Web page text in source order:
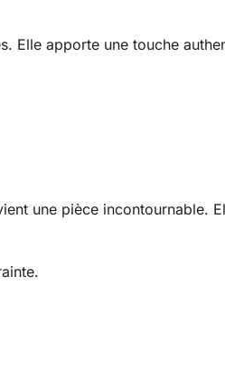
Elle apporte une touche
une pièce incontournable.